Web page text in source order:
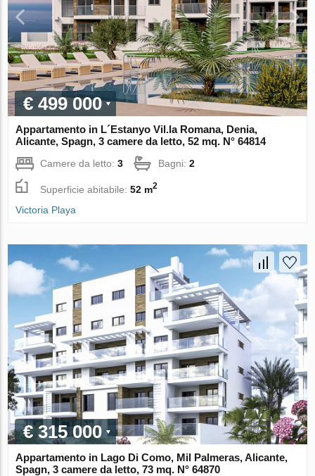
€ 499 000
Appartamento in L´Estanyo Vil.la Romana, Denia,
Alicante, Spagn, 3 camere da letto, 52 mq. N° 64814
Camere da letto:3 Bagni:2
Superficie abitabile:52 m2
Victoria Playa
€ 315 000
Appartamento in Lago Di Como, Mil Palmeras, Alicante,
Spagn, 3 camere da letto, 73 mq. N° 64870